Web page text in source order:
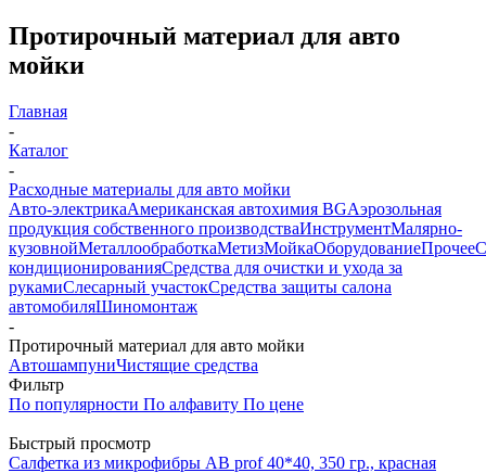
Протирочный материал для авто
мойки
Главная
-
Каталог
-
Расходные материалы для авто мойки
Авто-электрикаАмериканская автохимия BGАэрозольная
продукция собственного производстваИнструментМалярно-
кузовнойМеталлообработкаМетизМойкаОборудованиеПрочее
кондиционированияСредства для очистки и ухода за
рукамиСлесарный участокСредства защиты салона
автомобиляШиномонтаж
-
Протирочный материал для авто мойки
АвтошампуниЧистящие средства
Фильтр
По популярности По алфавиту По цене
Быстрый просмотр
Салфетка из микрофибры AB prof 40*40, 350 гр., красная